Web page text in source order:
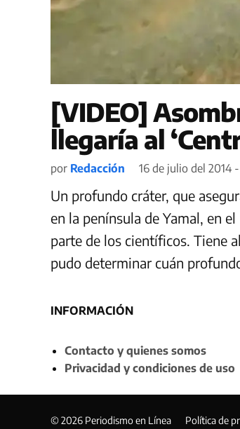
[VIDEO]
llegaría al
por Redacción 16 de julio del 2014 -
Un profundo cráter, que
en la península de Yamal, en
parte de los científicos. Tiene
pudo determinar cuán
INFORMACIÓN
Contacto y quienes somos
Privacidad y condiciones de uso
© 2026 Periodismo en Línea Política de